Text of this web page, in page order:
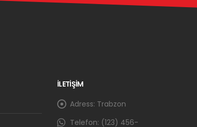
İLETİŞİM
Adress: Trabzon
Telefon: (123) 456-